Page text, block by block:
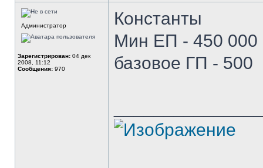
Администратор
Зарегистрирован: 04 дек
2008, 11:12
Сообщения: 970
Константы
Мин ЕП - 450 000
базовое ГП - 500